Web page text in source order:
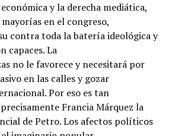
y la derecha mediática,
en el congreso,
contra toda la batería ideológica y
capaces. La
no le favorece y necesitará por
en las calles y gozar
Por eso es tan
Francia Márquez la
de Petro. Los afectos políticos